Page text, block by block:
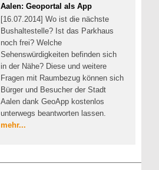
Aalen: Geoportal als App
[16.07.2014] Wo ist die nächste
Bushaltestelle? Ist das Parkhaus
noch frei? Welche
Sehenswürdigkeiten befinden sich
in der Nähe? Diese und weitere
Fragen mit Raumbezug können sich
Bürger und Besucher der Stadt
Aalen dank GeoApp kostenlos
unterwegs beantworten lassen.
mehr...